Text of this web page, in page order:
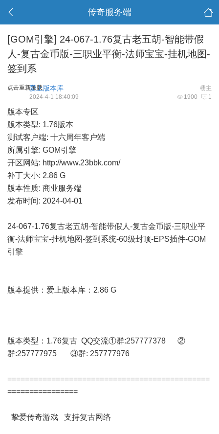
传奇服务端
[GOM引擎] 24-067-1.76复古老五胡-智能带假
人-复古金币版-三职业平衡-法师宝宝-挂机地图-
签到系
点击重新加载 楼主
爱上版本库
1900 1
2024-4-1 18:40:09
版本专区
版本类型: 1.76版本
测试客户端: 十六周年客户端
所属引擎: GOM引擎
开区网站: http://www.23bbk.com/
补丁大小: 2.86 G
版本性质: 商业服务端
发布时间: 2024-04-01
24-067-1.76复古老五胡-智能带假人-复古金币版-三职业平
衡-法师宝宝-挂机地图-签到系统-60级封顶-EPS插件-GOM
引擎
版本提供：爱上版本库：2.86 G
版本类型：1.76复古 QQ交流①群:257777378 ②
群:257777975 ③群: 257777976
==============================================
================
挚爱传奇游戏 支持复古网络